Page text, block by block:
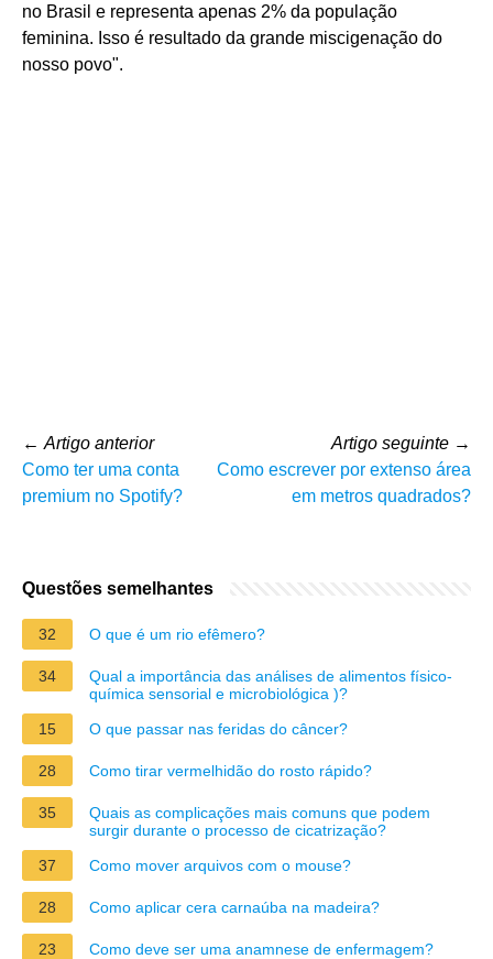
no Brasil e representa apenas 2% da população
feminina. Isso é resultado da grande miscigenação do
nosso povo".
← Artigo anterior
Como ter uma conta
premium no Spotify?
Artigo seguinte →
Como escrever por extenso área
em metros quadrados?
Questões semelhantes
32 O que é um rio efêmero?
34
Qual a importância das análises de alimentos físico-
química sensorial e microbiológica )?
15
O que passar nas feridas do câncer?
28 Como tirar vermelhidão do rosto rápido?
35
Quais as complicações mais comuns que podem
surgir durante o processo de cicatrização?
37
Como mover arquivos com o mouse?
28 Como aplicar cera carnaúba na madeira?
23 Como deve ser uma anamnese de enfermagem?